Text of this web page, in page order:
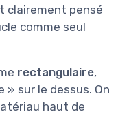
clairement pensé
comme seul
rectangulaire,
» sur le dessus. On
haut de